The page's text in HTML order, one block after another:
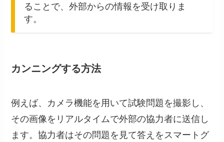
ることで、外部からの情報を受け取りま
す。
カンニングする方法
例えば、カメラ機能を用いて試験問題を撮影し、
その画像をリアルタイムで外部の協力者に送信し
ます。協力者はその問題を見て答えをスマートグ